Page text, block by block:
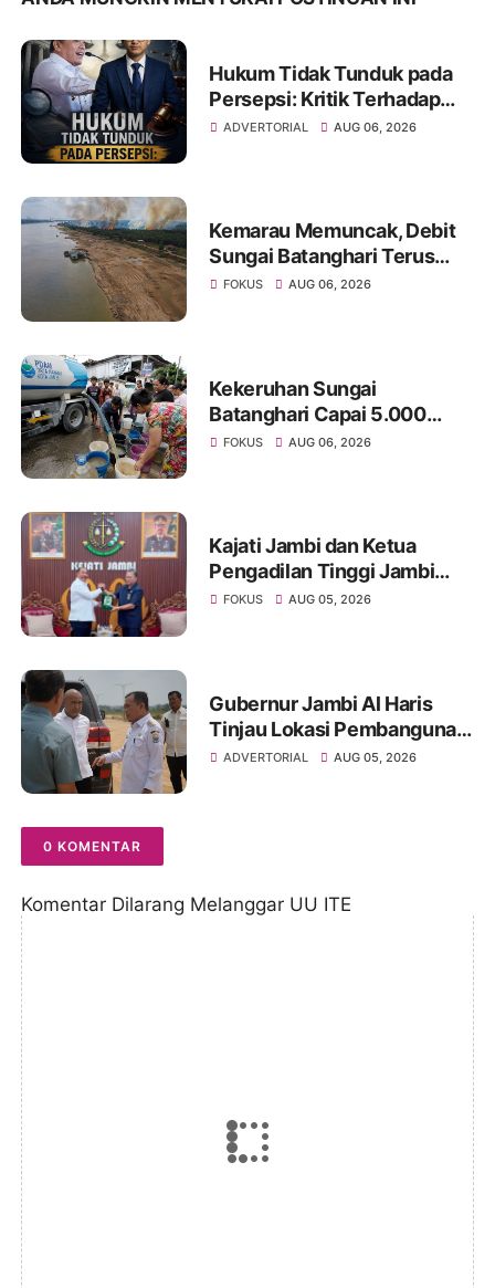
Hukum Tidak Tunduk pada
Persepsi: Kritik Terhadap
Monopoli Kebenaran oleh
ADVERTORIAL AUG 06, 2026
Kemarau Memuncak, Debit
Sungai Batanghari Terus
Menyusut, Jambi Hadapi
FOKUS AUG 06, 2026
Kekeruhan Sungai
Batanghari Capai 5.000
NTU, Distribusi Air PDAM
FOKUS AUG 06, 2026
Kajati Jambi dan Ketua
Pengadilan Tinggi Jambi
Berkomitmen Perkuat
FOKUS AUG 05, 2026
Gubernur Jambi Al Haris
Tinjau Lokasi Pembangunan
Sekolah Rakyat dan Lokasi
ADVERTORIAL AUG 05, 2026
0 KOMENTAR
Komentar Dilarang Melanggar UU ITE